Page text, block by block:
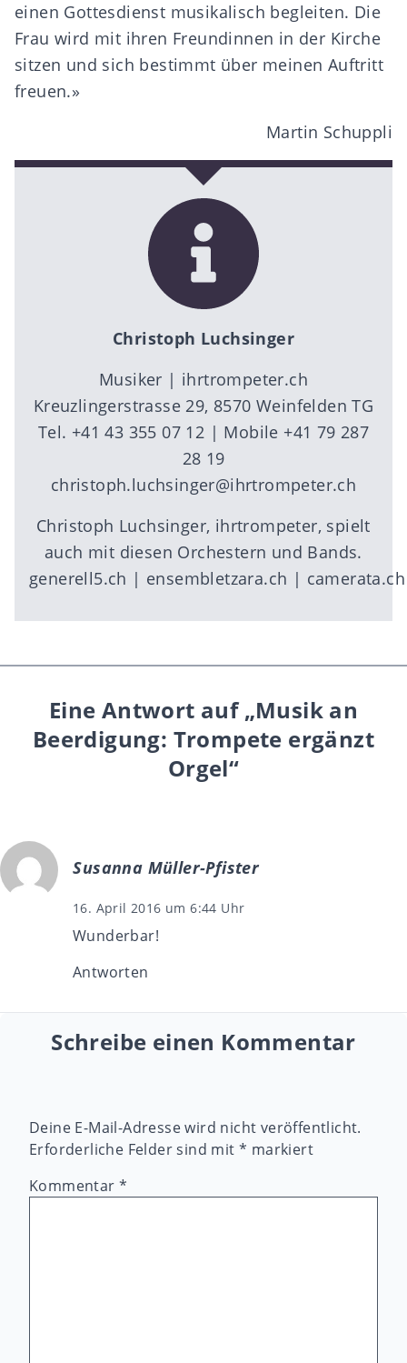
einen Gottesdienst musikalisch begleiten. Die
Frau wird mit ihren Freundinnen in der Kirche
sitzen und sich bestimmt über meinen Auftritt
freuen.»
Martin Schuppli
Christoph Luchsinger
Musiker | ihrtrompeter.ch
Kreuzlingerstrasse 29, 8570 Weinfelden TG
Tel. +41 43 355 07 12 | Mobile +41 79 287
28 19
christoph.luchsinger@ihrtrompeter.ch
Christoph Luchsinger, ihrtrompeter, spielt
auch mit diesen Orchestern und Bands.
generell5.ch | ensembletzara.ch | camerata.ch
Eine Antwort auf „Musik an
Beerdigung: Trompete ergänzt
Orgel“
Susanna Müller-Pfister
16. April 2016 um 6:44 Uhr
Wunderbar!
Antworten
Schreibe einen Kommentar
Deine E-Mail-Adresse wird nicht veröffentlicht.
Erforderliche Felder sind mit * markiert
Kommentar*